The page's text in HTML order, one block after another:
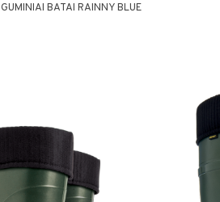
GUMINIAI BATAI RAINNY BLUE